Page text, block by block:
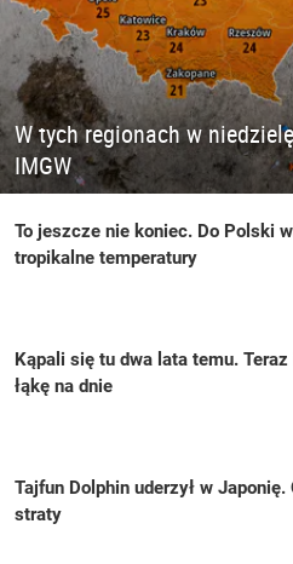
W tych regionach w
IMGW
To jeszcze nie koniec. Do Polski
tropikalne temperatury
Kąpali się tu dwa lata temu.
łąkę na dnie
Tajfun Dolphin uderzył w Japonię.
straty